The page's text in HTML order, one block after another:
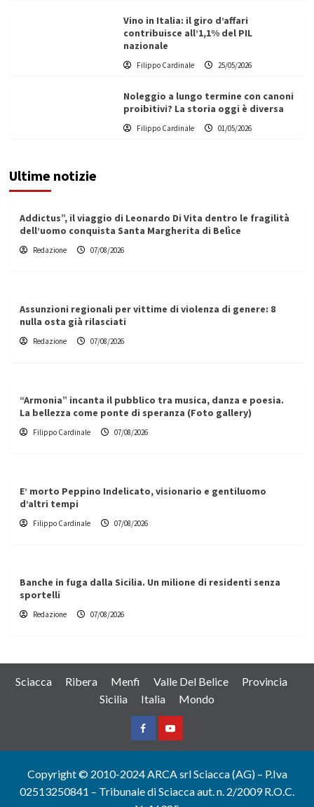
Vino in Italia: il giro d’affari
contribuisce all’1,1% del PIL
nazionale
Filippo Cardinale 25/05/2026
Noleggio a lungo termine con canoni
proibitivi? La storia oggi è diversa
Filippo Cardinale 01/05/2026
Ultime notizie
Addictus”, il viaggio di Leonardo Di Vita dentro le fragilità
dell’uomo conquista Santa Margherita di Belìce
Redazione 07/08/2026
Assunzioni regionali per vittime di violenza di genere: 8
nulla osta già rilasciati
Redazione 07/08/2026
“Armonia” incanta il pubblico tra musica, danza e poesia.
La bellezza come ponte di speranza (Foto gallery)
Filippo Cardinale 07/08/2026
E’ morto Peppino Indelicato, visionario e gentiluomo
d’altri tempi
Filippo Cardinale 07/08/2026
Banche in fuga dalla Sicilia. Un milione di residenti senza
sportelli
Redazione 07/08/2026
Sciacca Ribera Menfi Valle Del Belice
Provincia
Sicilia
Italia Mondo
FacebookYountube
Copyright © 2010-2024 ARCA srl Sciacca (AG) – P.Iva
02513250841 – Tribunale di Sciacca aut. n. 2/2009 R.O.C.